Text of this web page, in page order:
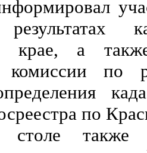
результатах
крае, а
комиссии по
по
также